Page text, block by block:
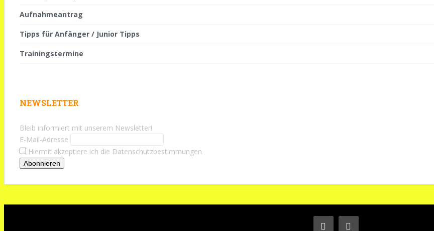
Aufnahmeantrag
Tipps für Anfänger / Junior Tipps
Trainingstermine
NEWSLETTER
Bleib informiert mit unserem Newsletter!
E-Mail-Adresse
Hiermit akzeptiere ich die Datenschutzbestimmungen